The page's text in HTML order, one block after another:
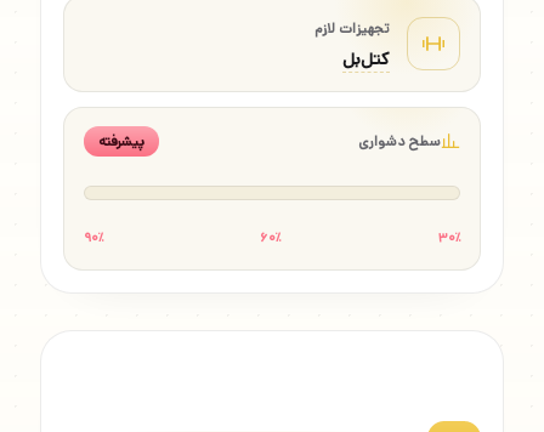
تجهیزات لازم
کتل‌بل
سطح دشواری پیشرفته
۳۰٪ ۶۰٪ ۹۰٪